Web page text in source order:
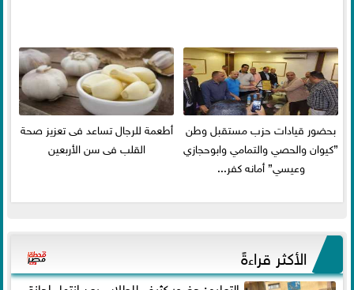
بحضور قيادات حزب مستقبل وطن
”كيوان والحصي والتمامي وابوحجازي
وعيسي” أمانه كفر...
أطعمة للرجال تساعد فى تعزيز صحة
القلب فى سن الأربعين
الأكثر قراءةً